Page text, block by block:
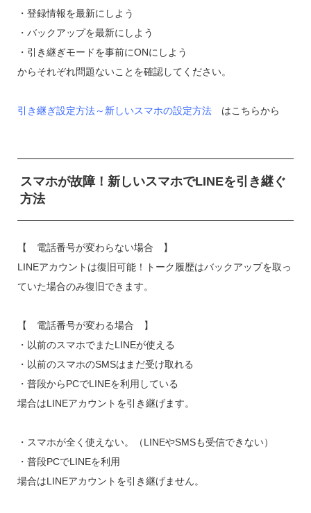
・登録情報を最新にしよう
・バックアップを最新にしよう
・引き継ぎモードを事前にONにしよう
からそれぞれ問題ないことを確認してください。
引き継ぎ設定方法～新しいスマホの設定方法はこちらから
スマホが故障！新しいスマホでLINEを引き継ぐ
方法
【 電話番号が変わらない場合 】
LINEアカウントは復旧可能！トーク履歴はバックアップを取っ
ていた場合のみ復旧できます。
【 電話番号が変わる場合 】
・以前のスマホでまたLINEが使える
・以前のスマホのSMSはまだ受け取れる
・普段からPCでLINEを利用している
場合はLINEアカウントを引き継げます。
・スマホが全く使えない。（LINEやSMSも受信できない）
・普段PCでLINEを利用
場合はLINEアカウントを引き継げません。